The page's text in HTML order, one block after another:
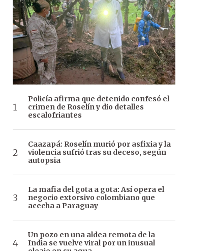
Policía afirma que detenido confesó el
crimen de Roselín y dio detalles
escalofriantes
Caazapá: Roselín murió por asfixia y la
violencia sufrió tras su deceso, según
autopsia
La mafia del gota a gota: Así opera el
negocio extorsivo colombiano que
acecha a Paraguay
Un pozo en una aldea remota de la
India se vuelve viral por un inusual